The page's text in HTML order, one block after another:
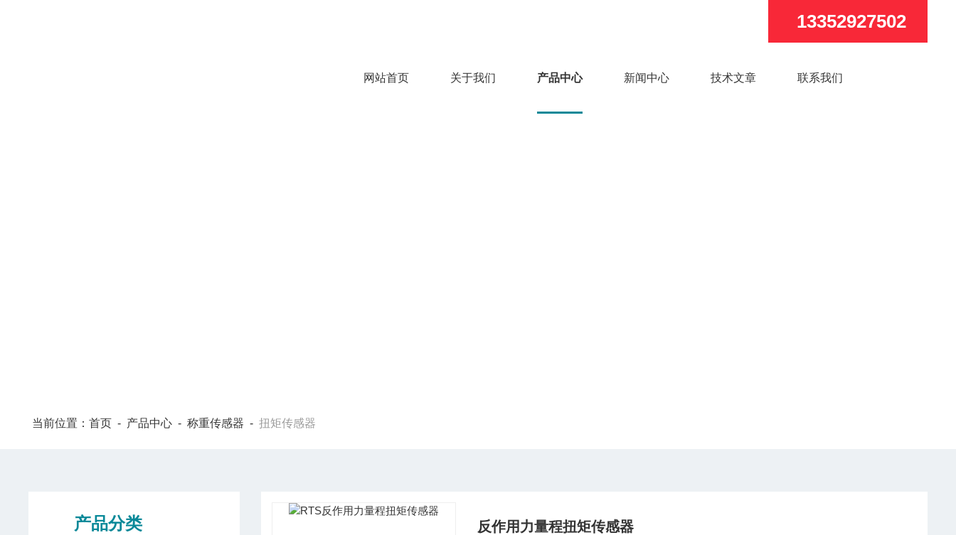
13352927502
网站首页 关于我们 产品中心 新闻中心 技术文章 联系我们
当前位置：首页 - 产品中心 -称重传感器 -扭矩传感器
产品分类 反作用力量程扭矩传感器